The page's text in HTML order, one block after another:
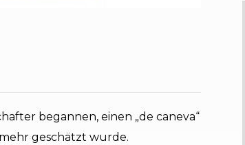
begannen, einen „de caneva“
geschätzt wurde.